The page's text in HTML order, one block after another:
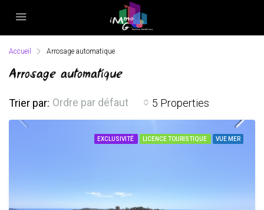
Accueil Arrosage automatique
Arrosage automatique
5 Properties
Trier par: Ordre par défaut
EXCLUSIVITÉ LICENCE TOURISTIQUE VUE MER